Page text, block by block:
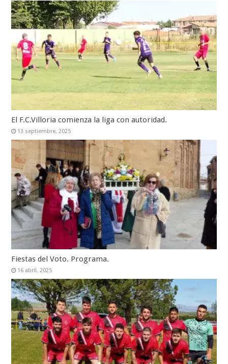
El F.C.Villoria comienza la liga con autoridad.
13 septiembre, 2025
Fiestas del Voto. Programa.
16 abril, 2025